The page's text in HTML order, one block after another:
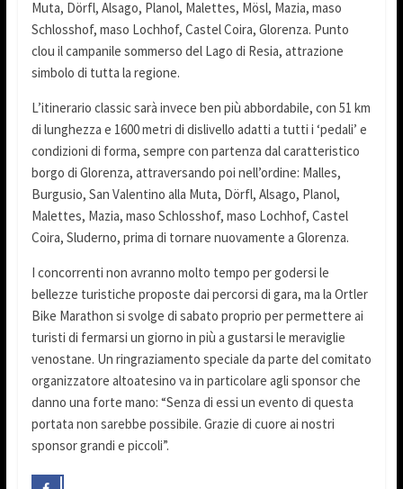
Muta, Dörfl, Alsago, Planol, Malettes, Mösl, Mazia, maso
Schlosshof, maso Lochhof, Castel Coira, Glorenza. Punto
clou il campanile sommerso del Lago di Resia, attrazione
simbolo di tutta la regione.
L’itinerario classic sarà invece ben più abbordabile, con 51 km
di lunghezza e 1600 metri di dislivello adatti a tutti i ‘pedali’ e
condizioni di forma, sempre con partenza dal caratteristico
borgo di Glorenza, attraversando poi nell’ordine: Malles,
Burgusio, San Valentino alla Muta, Dörfl, Alsago, Planol,
Malettes, Mazia, maso Schlosshof, maso Lochhof, Castel
Coira, Sluderno, prima di tornare nuovamente a Glorenza.
I concorrenti non avranno molto tempo per godersi le
bellezze turistiche proposte dai percorsi di gara, ma la Ortler
Bike Marathon si svolge di sabato proprio per permettere ai
turisti di fermarsi un giorno in più a gustarsi le meraviglie
venostane. Un ringraziamento speciale da parte del comitato
organizzatore altoatesino va in particolare agli sponsor che
danno una forte mano: “Senza di essi un evento di questa
portata non sarebbe possibile. Grazie di cuore ai nostri
sponsor grandi e piccoli”.